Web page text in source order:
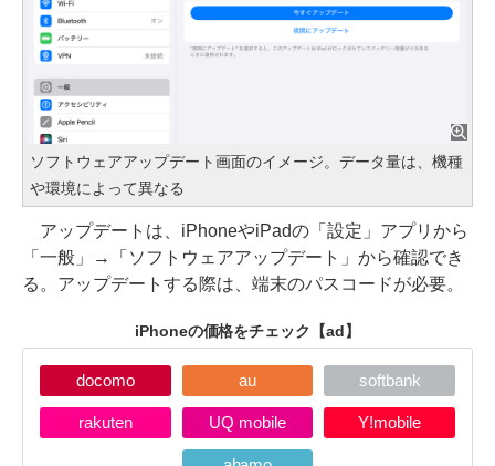
ソフトウェアアップデート画面のイメージ。データ量は、機種
や環境によって異なる
アップデートは、iPhoneやiPadの「設定」アプリから
「一般」→「ソフトウェアアップデート」から確認でき
る。アップデートする際は、端末のパスコードが必要。
iPhoneの価格をチェック 【ad】
docomo au softbank
rakuten UQ mobile Y!mobile